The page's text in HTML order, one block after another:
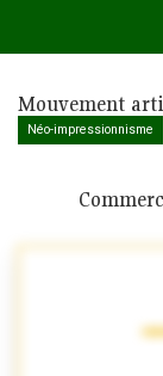
Mouvement
Néo-impressionnisme